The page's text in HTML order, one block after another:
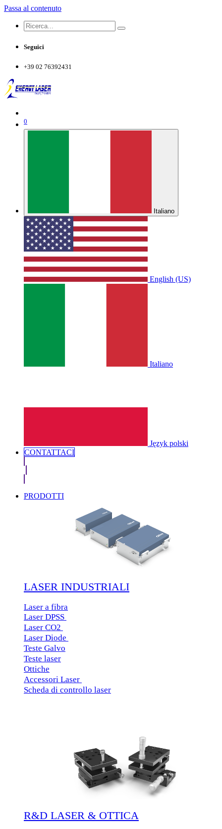
Passa al contenuto
Seguici
+39 02 76392431
0
Italiano
English (US)
Italiano
Język polski
CONTATTACI​
PRODOTTI
LASER INDUSTRIALI
Laser a fibra
Laser DPSS
Laser CO2
Laser Diode
Teste Galvo
Teste laser
Ottiche
Accessori Laser
Scheda di controllo laser
R&D LASER & OTTICA